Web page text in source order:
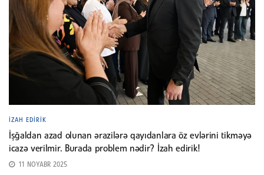
İZAH EDIRIK
İşğaldan azad olunan ərazilərə qayıdanlara öz evlərini tikməyə
icazə verilmir. Burada problem nədir? İzah edirik!
11 NOYABR 2025